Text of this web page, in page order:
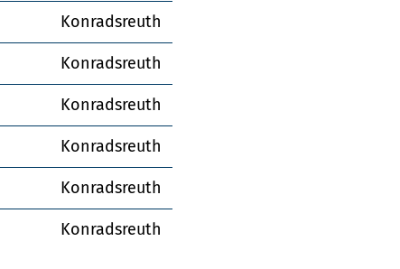
Konradsreuth
Konradsreuth
Konradsreuth
Konradsreuth
Konradsreuth
Konradsreuth